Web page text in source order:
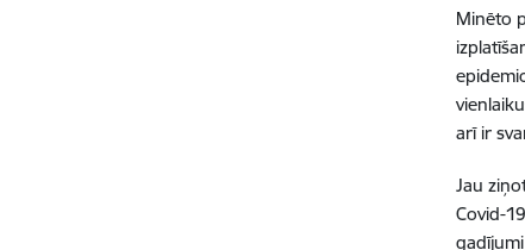
Minēto
arī ir
Jau
Covid-